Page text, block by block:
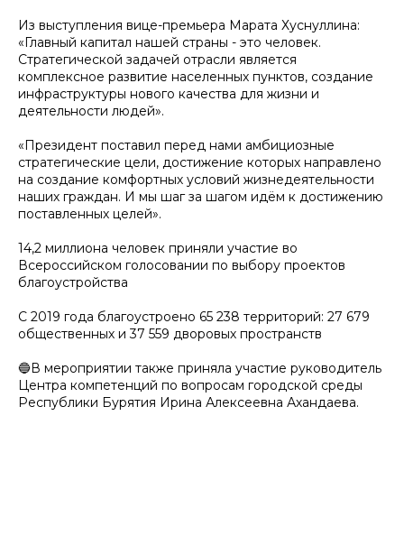
Из выступления вице-премьера Марата Хуснуллина:
«Главный капитал нашей страны - это человек.
Стратегической задачей отрасли является
комплексное развитие населенных пунктов, создание
инфраструктуры нового качества для жизни и
деятельности людей».
«Президент поставил перед нами амбициозные
стратегические цели, достижение которых направлено
на создание комфортных условий жизнедеятельности
наших граждан. И мы шаг за шагом идём к достижению
поставленных целей».
14,2 миллиона человек приняли участие во
Всероссийском голосовании по выбору проектов
благоустройства
С 2019 года благоустроено 65 238 территорий: 27 679
общественных и 37 559 дворовых пространств
🔵В мероприятии также приняла участие руководитель
Центра компетенций по вопросам городской среды
Республики Бурятия Ирина Алексеевна Ахандаева.